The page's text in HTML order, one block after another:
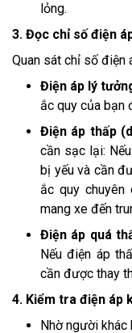
lỏng.
3. Đọc chỉ số điện
Quan sát chỉ số điện
Điện áp lý
ắc quy của bạn
Điện áp thấp
cần sạc lại:
bị yếu và cần
ắc quy
mang xe đến
Điện áp quá
Nếu điện áp
cần được thay
4. Kiểm tra điện áp
Nhờ người